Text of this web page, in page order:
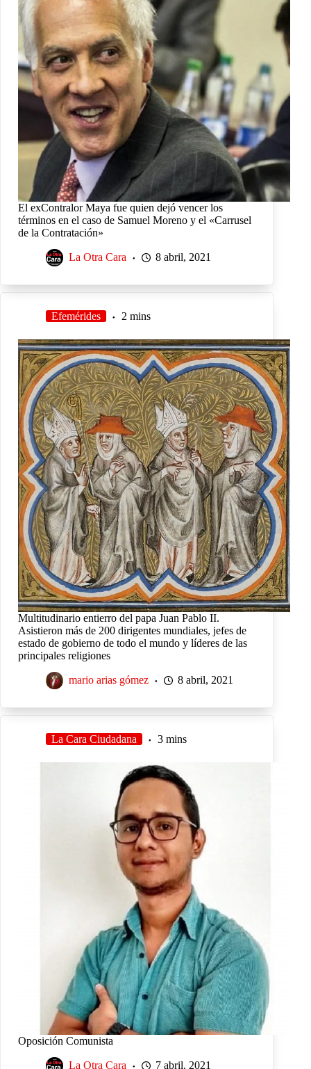
El exContralor Maya fue quien dejó vencer los
términos en el caso de Samuel Moreno y el «Carrusel
de la Contratación»
La Otra Cara 8 abril, 2021
Efemérides 2 mins
Multitudinario entierro del papa Juan Pablo II.
Asistieron más de 200 dirigentes mundiales, jefes de
estado de gobierno de todo el mundo y líderes de las
principales religiones
mario arias gómez 8 abril, 2021
La Cara Ciudadana 3 mins
Oposición Comunista
La Otra Cara 7 abril, 2021